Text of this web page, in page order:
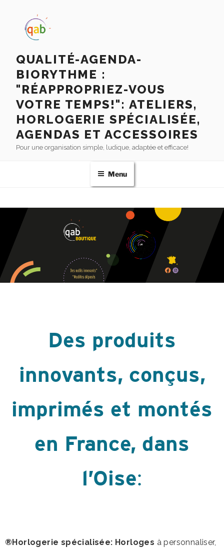
QUALITÉ-AGENDA-
BIORYTHME :
"RÉAPPROPRIEZ-VOUS
VOTRE TEMPS!": ATELIERS,
HORLOGERIE SPÉCIALISÉE,
AGENDAS ET ACCESSOIRES
Pour une organisation simple, ludique, adaptée et efficace!
Menu
Des produits
innovants, conçus,
imprimés et montés
en France, dans
l’Oise:
®Horlogerie spécialisée: Horloges à personnaliser,